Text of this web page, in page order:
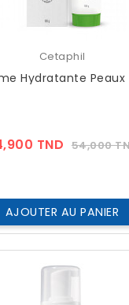
Cetaphil
Hydratante Peaux
TND Prix
54,000
AJOUTER AU PANIER